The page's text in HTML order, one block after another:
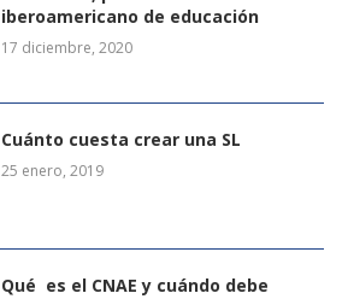
iberoamericano de educación
17 diciembre, 2020
Cuánto cuesta crear una SL
25 enero, 2019
Qué es el CNAE y cuándo debe